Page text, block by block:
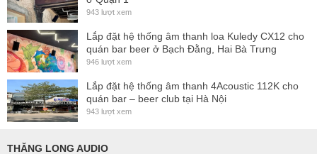
8 x XLR cân bằng điện tử
Tải tối thiểu
150 ôm
THD+N
0,004% ở 1kHz +4dBu
943 lượt xem
Lắp đặt hệ thống âm thanh loa Kuledy CX12 cho
quán bar beer ở Bạch Đằng, Hai Bà Trưng
946 lượt xem
Lắp đặt hệ thống âm thanh 4Acoustic 112K cho
quán bar – beer club tại Hà Nội
943 lượt xem
THĂNG LONG AUDIO